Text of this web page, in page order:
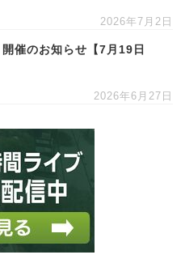
2026年7月2日
催のお知らせ【7月19日
2026年6月27日